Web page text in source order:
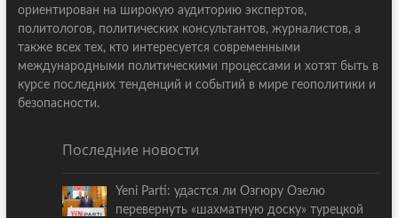
ориентирован на широкую аудиторию экспертов,
политологов, политических консультантов, журналистов, а
также всех тех, кто интересуется современными
международными политическими процессами и хотят быть в
курсе последних тенденций и событий в мире геополитики и
безопасности.
Последние новости
Yeni Parti: удастся ли Озгюру Озелю
перевернуть «шахматную доску» турецкой